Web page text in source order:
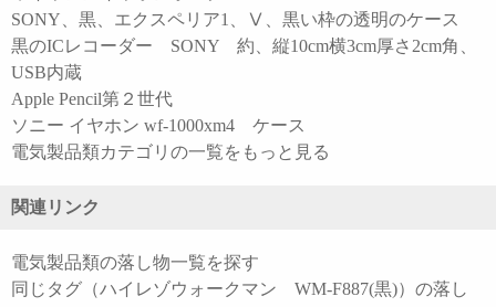
SONY、黒、エクスペリア1、Ⅴ、黒い枠の透明のケース
黒のICレコーダー SONY 約、縦10cm横3cm厚さ2cm角、
USB内蔵
Apple Pencil第２世代
ソニー イヤホン wf-1000xm4 ケース
電気製品類カテゴリの一覧をもっと見る
関連リンク
電気製品類の落し物一覧を探す
同じタグ（ハイレゾウォークマン WM-F887(黒)）の落し